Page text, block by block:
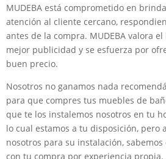
MUDEBA está comprometido en
atención al cliente cercano,
antes de la compra. MUDEBA valora
mejor publicidad y se esfuerza por
buen precio.
Nosotros no ganamos nada
para que compres tus muebles de
que te los instalemos nosotros en tu
lo cual estamos a tu disposición, pero
nosotros para su instalación,
con tu compra por experiencia propia.